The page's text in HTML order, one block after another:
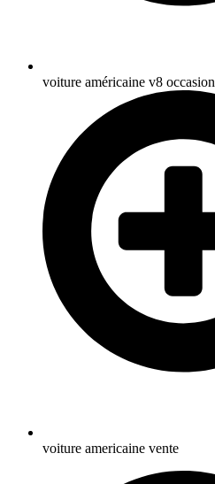
voiture américaine v8 occasion
voiture americaine vente